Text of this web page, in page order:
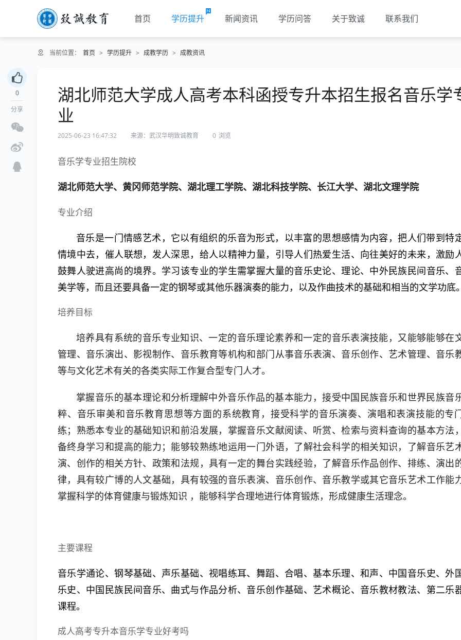
首页 学历提升 新闻资讯 学历问答 关于致诚 联系我们
当前位置： 首页 > 学历提升 > 成教学历 > 成教资讯
0
分享
湖北师范大学成人高考本科函授专升本招生报名音乐学
业
2025-06-23 16:47:32 来源：武汉华明致诚教育 0 浏览
音乐学专业招生院校
湖北师范大学、黄冈师范学院、湖北理工学院、湖北科技学院、长江大学、湖北文理学院
专业介绍
音乐是一门情感艺术，它以有组织的乐音为形式，以丰富的思想感情为内容，把人们带到特
情境中去，催人联想，发人深思，给人以精神力量，引导人们热爱生活、向往美好的未来，激励人
鼓舞人驶进高尚的境界。学习该专业的学生需掌握大量的音乐史论、理论、中外民族民间音乐、
美学等，而且还要具备一定的钢琴或其他乐器演奏的能力，以及作曲技术的基础和相当的文学功底。
培养目标
培养具有系统的音乐专业知识、一定的音乐理论素养和一定的音乐表演技能，又能够能够在
管理、音乐演出、影视制作、音乐教育等机构和部门从事音乐表演、音乐创作、艺术管理、音乐
等与文化艺术有关的各类实际工作复合型专门人才。
掌握音乐的基本理论和分析理解中外音乐作品的基本能力，接受中国民族音乐和世界民族音
粹、音乐审美和音乐教育思想等方面的系统教育，接受科学的音乐演奏、演唱和表演技能的专
练；熟悉本专业的基础知识和前沿发展，掌握音乐文献阅读、听赏、检索与资料查询的基本方法
备终身学习和提高的能力；能够较熟练地运用一门外语，了解社会科学的相关知识，了解音乐艺
演、创作的相关方针、政策和法规，具有一定的舞台实践经验，了解音乐作品创作、排练、演出
律，具有较广博的人文基础，具有较强的音乐表演、音乐创作、音乐教学或其它音乐艺术工作能力
掌握科学的体育健康与锻炼知识 ，能够科学合理地进行体育锻炼，形成健康生活理念。
主要课程
音乐学通论、钢琴基础、声乐基础、视唱练耳、舞蹈、合唱、基本乐理、和声、中国音乐史、外
乐史、中国民族民间音乐、曲式与作品分析、音乐创作基础、艺术概论、音乐教材教法、第二乐
课程。
成人高考专升本音乐学专业好考吗